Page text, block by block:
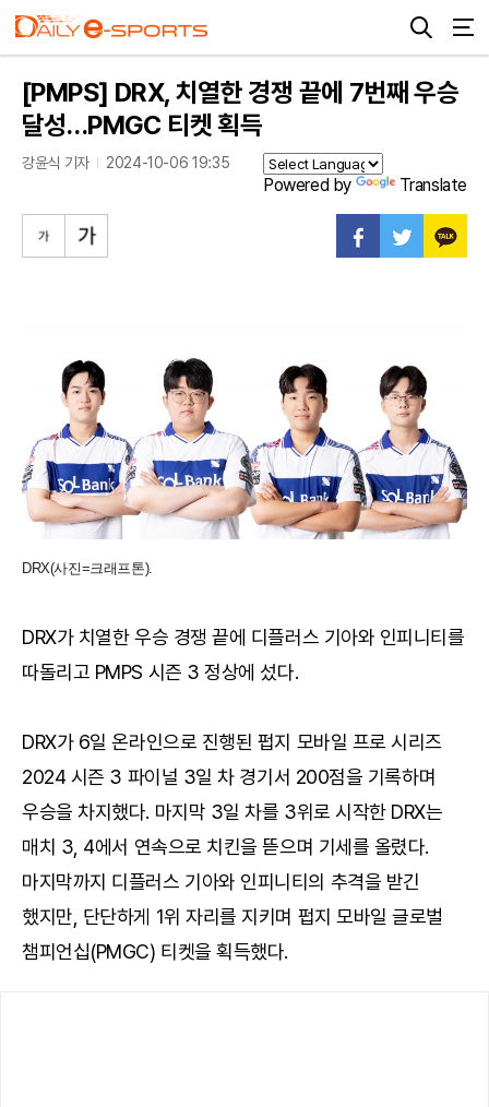
[PMPS] DRX, 치열한 경쟁 끝에 7번째 우승
달성…PMGC 티켓 획득
강윤식 기자 2024-10-06 19:35
Powered by Translate
DRX(사진=크래프톤).
DRX가 치열한 우승 경쟁 끝에 디플러스 기아와 인피니티를
따돌리고 PMPS 시즌 3 정상에 섰다.
DRX가 6일 온라인으로 진행된 펍지 모바일 프로 시리즈
2024 시즌 3 파이널 3일 차 경기서 200점을 기록하며
우승을 차지했다. 마지막 3일 차를 3위로 시작한 DRX는
매치 3, 4에서 연속으로 치킨을 뜯으며 기세를 올렸다.
마지막까지 디플러스 기아와 인피니티의 추격을 받긴
했지만, 단단하게 1위 자리를 지키며 펍지 모바일 글로벌
챔피언십(PMGC) 티켓을 획득했다.